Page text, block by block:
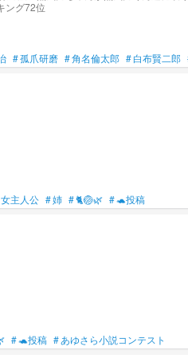
新作恋愛ランキング72位
#孤爪研磨 #角名倫太郎 #白布賢二郎
女主人公 #姉 #🐈🏐🌿‬ #🐢投稿
#🐢投稿 #あゆさら小説コンテスト